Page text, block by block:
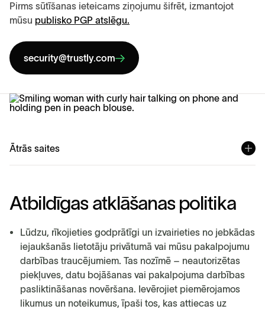
Pirms sūtīšanas ieteicams ziņojumu šifrēt, izmantojot
mūsu publisko PGP atslēgu.
security@trustly.com
Ātrās saites
Atbildīgas atklāšanas politika
Lūdzu, rīkojieties godprātīgi un izvairieties no jebkādas
iejaukšanās lietotāju privātumā vai mūsu pakalpojumu
darbības traucējumiem. Tas nozīmē – neautorizētas
piekļuves, datu bojāšanas vai pakalpojuma darbības
pasliktināšanas novēršana. Ievērojiet piemērojamos
likumus un noteikumus, īpaši tos, kas attiecas uz